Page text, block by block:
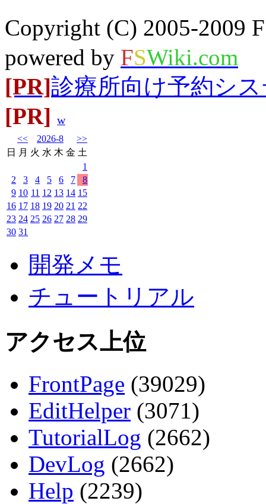
Copyright (C) 2005-2009
powered by FSWiki.com
[PR]診療所向け予約シ
[PR] w
<< 2026-8
>>
日 月 火 水 木 金 土
1
2
3 4 5 6 7
8
9 10 11 12 13 14 15
16 17 18 19 20 21 22
23 24 25 26 27 28 29
30 31
開発メモ
チュートリアル
アクセス上位
FrontPage (39029)
EditHelper (3071)
TutorialLog (2662)
DevLog (2662)
Help (2239)